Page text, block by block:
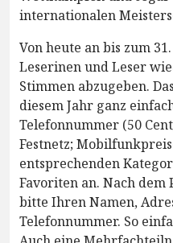
internationalen
Von heute an bis zum
Leserinen und Leser
Stimmen abzugeben.
diesem Jahr ganz
Telefonnummer (50
Festnetz;
entsprechenden
Favoriten an. Nach dem
bitte Ihren Namen,
Telefonnummer. So